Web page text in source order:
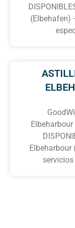
(Elbehafen)
Elbeharbour
Elbeharbour